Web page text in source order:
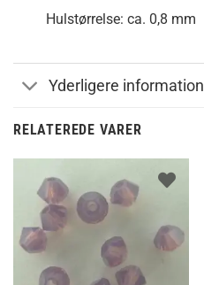
Hulstørrelse: ca. 0,8 mm
Yderligere information
RELATEREDE VARER